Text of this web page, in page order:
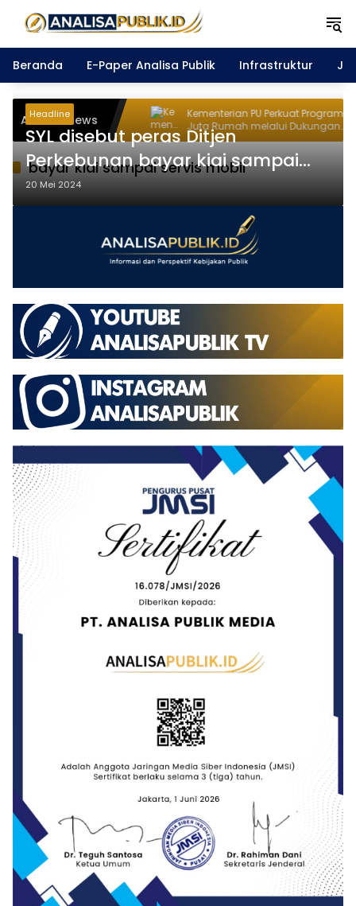
Beranda
E-Paper Analisa Publik Infrastruktur
Analisa News
Duka atas
Sentosa II
Kementerian PU Perkuat Program Tiga
Juta Rumah melalui Dukungan
Infrastruktur
bayar kiai sampai servis mobil
Headline
SYL disebut peras Ditjen
Perkebunan bayar kiai sampai
servis mobil
20 Mei 2024